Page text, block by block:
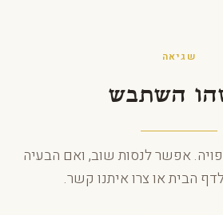
שגיאה
השתבש
אפשר לנסות שוב, ואם הבעיה
הבית או צרו איתנו קשר.